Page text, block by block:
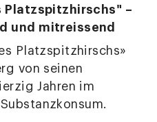
Platzspitzhirschs" –
und mitreissend
Platzspitzhirschs»
von seinen
Jahren im